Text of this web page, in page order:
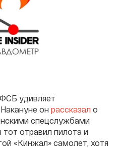
удивляет
он рассказал о
спецслужбами
отравил пилота и
«Кинжал» самолет, хотя